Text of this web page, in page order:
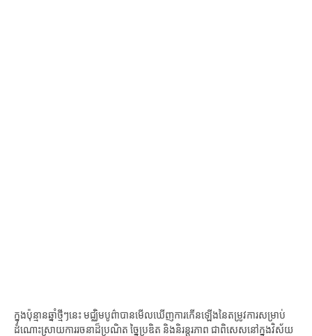
ក្នុងប៉ុន្មានឆ្នាំថ្មីៗនេះ មជ្ឈិមបូព៌ាបានមើលឃើញការកើនឡើងនៃតម្រូវការសម្រាប់
ដំណោះស្រាយការរចនាដ៏ប្រណិត ច្នៃប្រឌិត និងនិរន្តរភាព ជាពិសេសនៅក្នុងវិស័យ